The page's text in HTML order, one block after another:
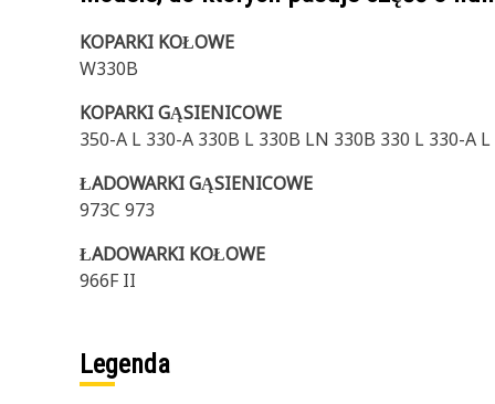
KOPARKI KOŁOWE
W330B
KOPARKI GĄSIENICOWE
350-A L 330-A 330B L 330B LN 330B 330 L 330-A
ŁADOWARKI GĄSIENICOWE
973C 973
ŁADOWARKI KOŁOWE
966F II
Legenda